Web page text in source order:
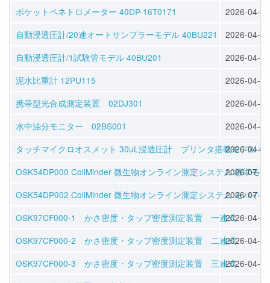
ポケットペネトロメーター 40DP-16T0171
2026-04-30
自動浸透圧計/20連オートサンプラーモデル 40BU221
2026-04-30
自動浸透圧計/1試験管モデル 40BU201
2026-04-30
泥水比重計 12PU115
2026-04-30
携帯型光合成測定装置 02DJ301
2026-04-30
水中油分モニター 02BS001
2026-04-30
タッチマイクロオスメット 30uL浸透圧計 プリンタ搭載モデル
2026-04-16
OSK54DP000 ColiMinder 微生物オンライン測定システム 標準モ
2026-07-08
OSK54DP002 ColiMinder 微生物オンライン測定システム モバイ
2026-07-08
OSK97CF000-1 かさ密度・タップ密度測定装置 一連式2026-04-30
OSK97CF000-2 かさ密度・タップ密度測定装置 二連式2026-04-30
OSK97CF000-3 かさ密度・タップ密度測定装置 三連式2026-04-30